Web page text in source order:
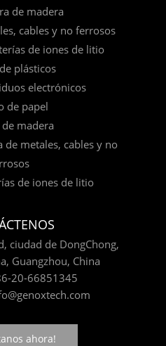
de madera
cables y no ferrosos
de iones de litio
plásticos
electrónicos
de papel
madera
metales, cables y no
de iones de litio
ciudad de DongChong,
Guangzhou, China
20-66851345
ahora!